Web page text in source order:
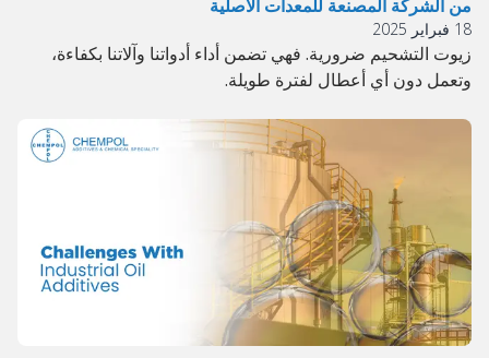
من الشركة المصنعة للمعدات الأصلية
18 فبراير 2025
زيوت التشحيم ضرورية. فهي تضمن أداء أدواتنا وآلاتنا بكفاءة،
وتعمل دون أي أعطال لفترة طويلة.